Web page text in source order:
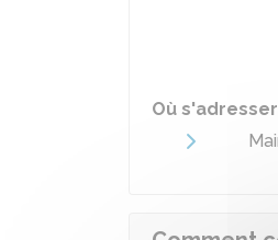
Où s'adresser